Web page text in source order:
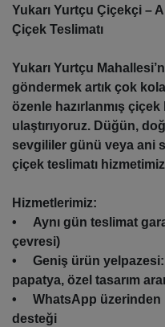
Yukarı Yurtçu Çiçekçi –
Çiçek Teslimatı
Yukarı Yurtçu
göndermek artık çok
özenle hazırlanmış
ulaştırıyoruz. Düğün,
sevgililer günü veya ani
çiçek teslimatı
Hizmetlerimiz:
• Aynı gün teslimat
çevresi)
• Geniş ürün yelpazesi:
papatya, özel tasarım
• WhatsApp üzerinden
desteği